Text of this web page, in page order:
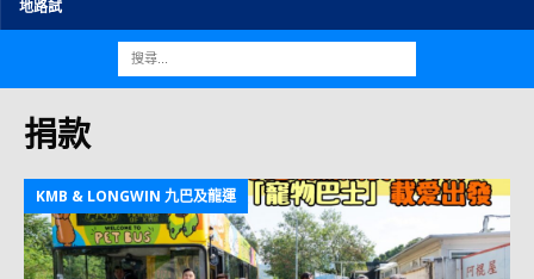
地路試
捐款
KMB & LONGWIN 九巴及龍運